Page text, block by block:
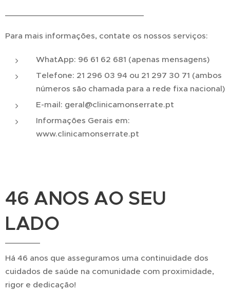
Para mais informações, contate os nossos serviços:
WhatApp: 96 61 62 681 (apenas mensagens)
Telefone: 21 296 03 94 ou 21 297 30 71 (ambos
números são chamada para a rede fixa nacional)
E-mail: geral@clinicamonserrate.pt
Informações Gerais em:
www.clinicamonserrate.pt
46 ANOS AO SEU
LADO
Há 46 anos que asseguramos uma continuidade dos
cuidados de saúde na comunidade com proximidade,
rigor e dedicação!